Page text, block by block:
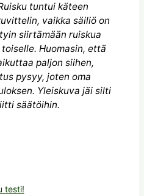
tuntui käteen
vaikka säiliö on
siirtämään ruiskua
Huomasin, että
paljon siihen,
pysyy, joten oma
Yleiskuva jäi silti
säätöihin.
testi!